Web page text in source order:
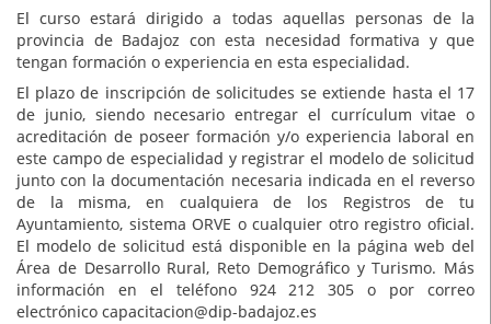
El curso estará dirigido a todas aquellas personas de la
provincia de Badajoz con esta necesidad formativa y que
tengan formación o experiencia en esta especialidad.
El plazo de inscripción de solicitudes se extiende hasta el 17
de junio, siendo necesario entregar el currículum vitae o
acreditación de poseer formación y/o experiencia laboral en
este campo de especialidad y registrar el modelo de solicitud
junto con la documentación necesaria indicada en el reverso
de la misma, en cualquiera de los Registros de tu
Ayuntamiento, sistema ORVE o cualquier otro registro oficial.
El modelo de solicitud está disponible en la página web del
Área de Desarrollo Rural, Reto Demográfico y Turismo. Más
información en el teléfono 924 212 305 o por correo
electrónico capacitacion@dip-badajoz.es